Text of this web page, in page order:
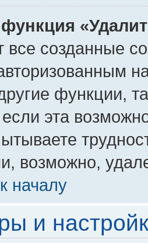
функция
все созданные
функции,
эта
возможно,
началу
и